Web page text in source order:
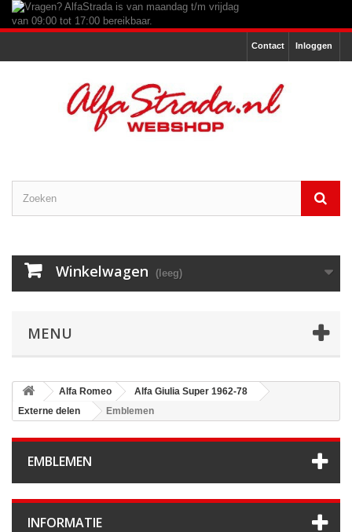
Inloggen
Contact
Winkelwagen (leeg)
MENU
Alfa Romeo
Alfa Giulia Super 1962-78
Externe delen
Emblemen
EMBLEMEN
INFORMATIE